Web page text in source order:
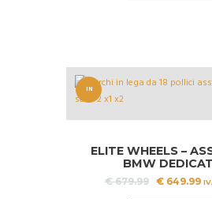
IN
ELITE WHEELS –
BMW
€679.99
Il
€649.99Il